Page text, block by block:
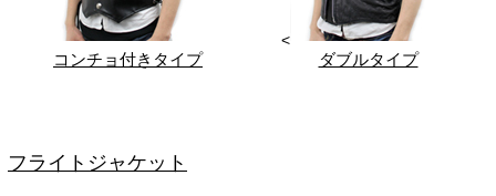
コンチョ付きタイプ
<
ダブルタイプ
フライトジャケット